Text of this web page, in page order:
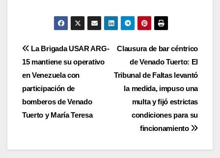
Navegación
de
entradas
Clausura de bar céntrico
de Venado Tuerto: El
Tribunal de Faltas levantó
la medida, impuso una
multa y fijó estrictas
condiciones para su
fincionamiento
La Brigada USAR ARG-
15 mantiene su operativo
en Venezuela con
participación de
bomberos de Venado
Tuerto y María Teresa